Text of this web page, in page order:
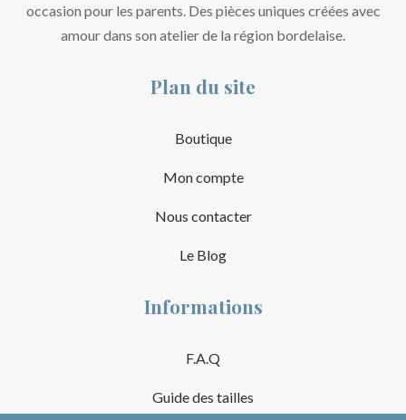
occasion pour les parents. Des pièces uniques créées avec
amour dans son atelier de la région bordelaise.
Plan du site
Boutique
Mon compte
Nous contacter
Le Blog
Informations
F.A.Q
Guide des tailles